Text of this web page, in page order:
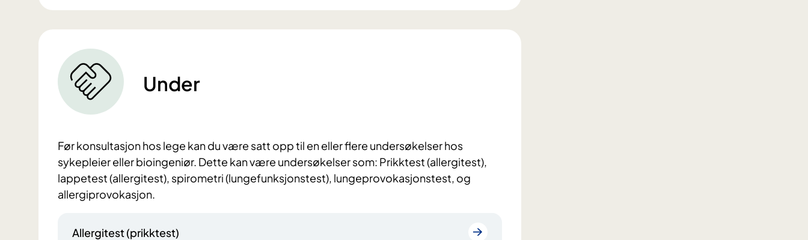
Under
Før konsultasjon hos lege kan du være satt opp til en eller flere undersøkelser hos
sykepleier eller bioingeniør. Dette kan være undersøkelser som: Prikktest (allergitest),
lappetest (allergitest), spirometri (lungefunksjonstest), lungeprovokasjonstest, og
allergiprovokasjon.
Allergitest (prikktest)